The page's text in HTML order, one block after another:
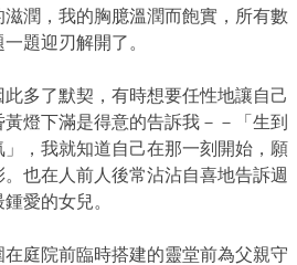
潤，我的胸臆溫潤而飽實，所有數
題迎刃解開了。
多了默契，有時想要任性地讓自己
燈下滿是得意的告訴我－－「生到
，我就知道自己在那一刻開始，願
也在人前人後常沾沾自喜地告訴週
愛的女兒。
庭院前臨時搭建的靈堂前為父親守